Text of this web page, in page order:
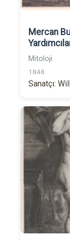
Mercan
Mitoloji
1848
Sanatçı: